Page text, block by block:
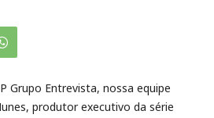
Grupo Entrevista, nossa equipe
produtor executivo da série